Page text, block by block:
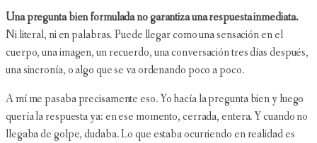
Una pregunta bien formulada no garantiza una respuesta inmediata.
Ni literal, ni en palabras. Puede llegar como una sensación en el
cuerpo, una imagen, un recuerdo, una conversación tres días después,
una sincronía, o algo que se va ordenando poco a poco.
A mí me pasaba precisamente eso. Yo hacía la pregunta bien y luego
quería la respuesta ya: en ese momento, cerrada, entera. Y cuando no
llegaba de golpe, dudaba. Lo que estaba ocurriendo en realidad es